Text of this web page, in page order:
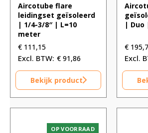
Aircotube flare
leidingset geïsoleerd
| 1/4-3/8″ | L=10
meter
€ 111,15
€ 91,86
Bekijk product
| Duo
€
OP VOORRAAD